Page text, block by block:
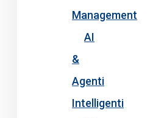
Management
AI
&
Agenti
Intelligenti